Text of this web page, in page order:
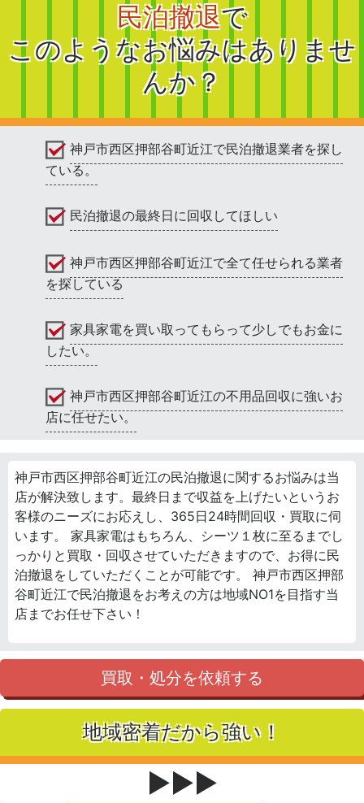
民泊撤退で
このようなお悩みはありませ
んか？
神戸市西区押部谷町近江で民泊撤退業者を探し
ている。
民泊撤退の最終日に回収してほしい
神戸市西区押部谷町近江で全て任せられる業者
を探している
家具家電を買い取ってもらって少しでもお金に
したい。
神戸市西区押部谷町近江の不用品回収に強いお
店に任せたい。
神戸市西区押部谷町近江の民泊撤退に関するお悩みは当
店が解決致します。最終日まで収益を上げたいというお
客様のニーズにお応えし、365日24時間回収・買取に伺
います。 家具家電はもちろん、シーツ１枚に至るまでし
っかりと買取・回収させていただきますので、お得に民
泊撤退をしていただくことが可能です。 神戸市西区押部
谷町近江で民泊撤退をお考えの方は地域NO1を目指す当
店までお任せ下さい！
買取・処分を依頼する
地域密着だから強い！
▶▶▶